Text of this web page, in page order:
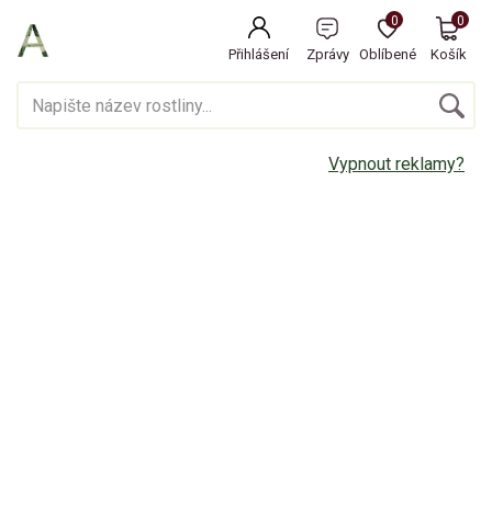
Přihlášení Zprávy Oblíbené
0
Košík
0
Vypnout reklamy?